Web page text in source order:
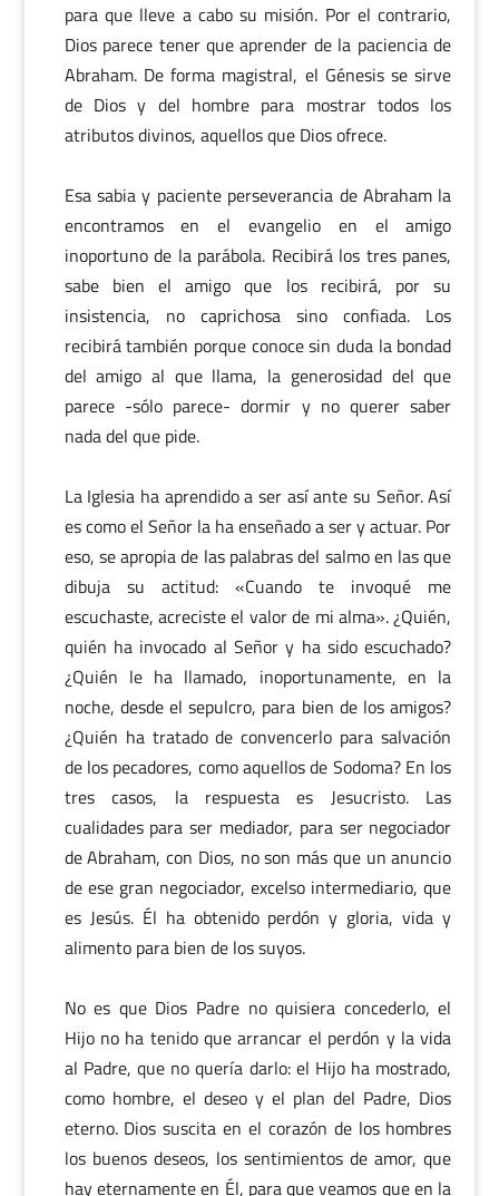
para que lleve a cabo su misión. Por el contrario,
Dios parece tener que aprender de la paciencia de
Abraham. De forma magistral, el Génesis se sirve
de Dios y del hombre para mostrar todos los
atributos divinos, aquellos que Dios ofrece.
Esa sabia y paciente perseverancia de Abraham la
encontramos en el evangelio en el amigo
inoportuno de la parábola. Recibirá los tres panes,
sabe bien el amigo que los recibirá, por su
insistencia, no caprichosa sino confiada. Los
recibirá también porque conoce sin duda la bondad
del amigo al que llama, la generosidad del que
parece -sólo parece- dormir y no querer saber
nada del que pide.
La Iglesia ha aprendido a ser así ante su Señor. Así
es como el Señor la ha enseñado a ser y actuar. Por
eso, se apropia de las palabras del salmo en las que
dibuja su actitud: «Cuando te invoqué me
escuchaste, acreciste el valor de mi alma». ¿Quién,
quién ha invocado al Señor y ha sido escuchado?
¿Quién le ha llamado, inoportunamente, en la
noche, desde el sepulcro, para bien de los amigos?
¿Quién ha tratado de convencerlo para salvación
de los pecadores, como aquellos de Sodoma? En los
tres casos, la respuesta es Jesucristo. Las
cualidades para ser mediador, para ser negociador
de Abraham, con Dios, no son más que un anuncio
de ese gran negociador, excelso intermediario, que
es Jesús. Él ha obtenido perdón y gloria, vida y
alimento para bien de los suyos.
No es que Dios Padre no quisiera concederlo, el
Hijo no ha tenido que arrancar el perdón y la vida
al Padre, que no quería darlo: el Hijo ha mostrado,
como hombre, el deseo y el plan del Padre, Dios
eterno. Dios suscita en el corazón de los hombres
los buenos deseos, los sentimientos de amor, que
hay eternamente en Él, para que veamos que en la